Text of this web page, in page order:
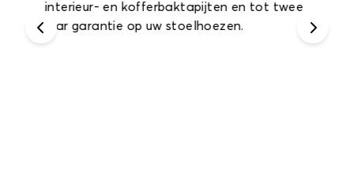
interieur- en kofferbaktapijten en tot twee
jaar garantie op uw stoelhoezen.